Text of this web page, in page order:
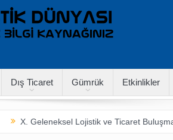
Dış Ticaret Gümrük Etkinlikler
X. Geleneksel Lojistik ve Ticaret